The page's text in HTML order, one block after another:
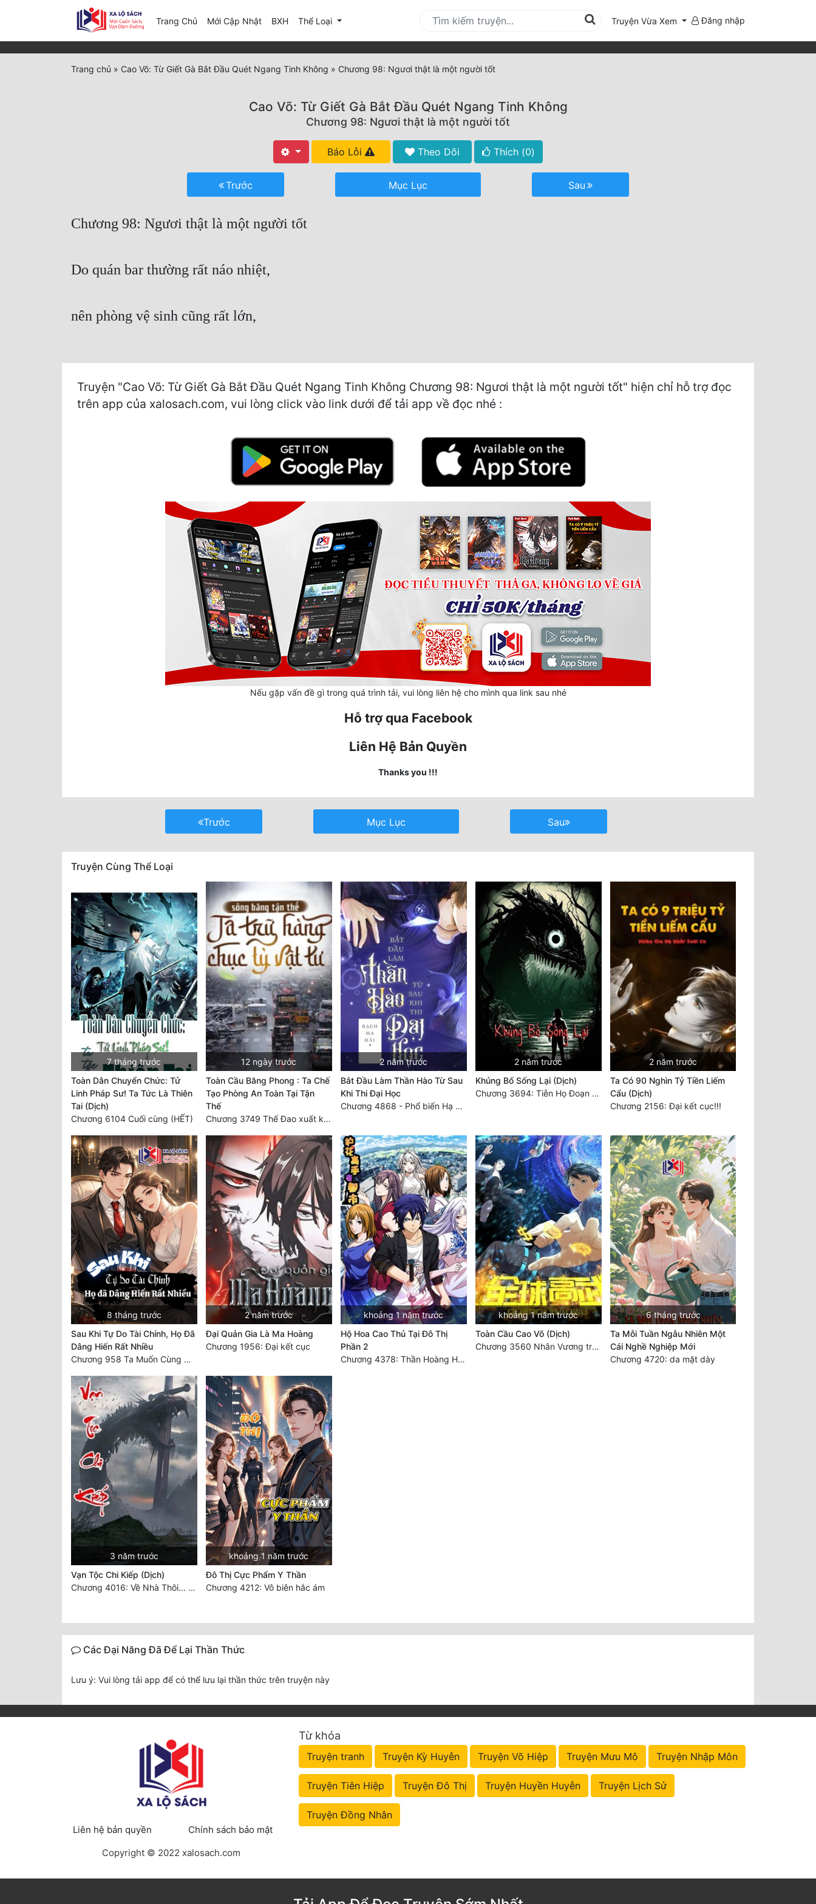
Trang Chủ Mới Cập Nhật(current)
BXH Thể Loại Truyện Vừa Xem Đăng nhập
Trang chủ » Cao Võ: Từ Giết Gà Bắt Đầu Quét Ngang Tinh Không » Chương 98: Ngươi thật là một người tốt
Cao Võ: Từ Giết Gà Bắt Đầu Quét Ngang Tinh Không
Chương 98: Ngươi thật là một người tốt
Báo Lỗi Theo Dõi Thích (0)
Trước Mục Lục Sau
Chương 98: Ngươi thật là một người tốt
Do quán bar thường rất náo nhiệt,
nên phòng vệ sinh cũng rất lớn,
Truyện "Cao Võ: Từ Giết Gà Bắt Đầu Quét Ngang Tinh Không Chương 98: Ngươi thật là một người tốt" hiện chỉ hỗ trợ đọc
trên app của xalosach.com, vui lòng click vào link dưới để tải app về đọc nhé :
Nếu gặp vấn đề gì trong quá trình tải, vui lòng liên hệ cho mình qua link sau nhé
Hỗ trợ qua Facebook
Liên Hệ Bản Quyền
Thanks you !!!
Trước Mục Lục Sau
Truyện Cùng Thể Loại
7 tháng trước
Toàn Dân Chuyển Chức: Tử
Linh Pháp Sư! Ta Tức Là Thiên
Tai (Dịch)
Chương 6104 Cuối cùng (HẾT)
12 ngày trước
Toàn Cầu Băng Phong : Ta Chế
Tạo Phòng An Toàn Tại Tận
Thế
Chương 3749 Thế Đao xuất kích
2 năm trước
Bắt Đầu Làm Thần Hào Từ Sau
Khi Thi Đại Học
Chương 4868 - Phổ biến Hạ Quốc tệ!
2 năm trước
Khủng Bố Sống Lại (Dịch)
Chương 3694: Tiễn Họ Đoạn Đường Cuối - Hoàn
2 năm trước
Ta Có 90 Nghìn Tỷ Tiền Liếm
Cẩu (Dịch)
Chương 2156: Đại kết cục!!!
8 tháng trước
Sau Khi Tự Do Tài Chính, Họ Đã
Dâng Hiến Rất Nhiều
Chương 958 Ta Muốn Cùng Các Cô Vĩnh Viễn Ở Bên Nhau (2) Hết
2 năm trước
Đại Quản Gia Là Ma Hoàng
Chương 1956: Đại kết cục
khoảng 1 năm trước
Hộ Hoa Cao Thủ Tại Đô Thị
Phần 2
Chương 4378: Thần Hoàng Hạ Thiên (Đại kết cục) (03)
khoảng 1 năm trước
Toàn Cầu Cao Võ (Dịch)
Chương 3560 Nhân Vương trở về - END
6 tháng trước
Ta Mỗi Tuần Ngẫu Nhiên Một
Cái Nghề Nghiệp Mới
Chương 4720: da mặt dày
3 năm trước
Vạn Tộc Chi Kiếp (Dịch)
Chương 4016: Về Nhà Thôi... (Đại Kết Cục)
khoảng 1 năm trước
Đô Thị Cực Phẩm Y Thần
Chương 4212: Vô biên hắc ám
Các Đại Năng Đã Để Lại Thần Thức
Lưu ý: Vui lòng tải app để có thể lưu lại thần thức trên truyện này
Liên hệ bản quyền
Chính sách bảo mật
Copyright © 2022 xalosach.com
Từ khóa
Truyện tranh Truyện Kỳ Huyễn Truyện Võ Hiệp Truyện Mưu Mô Truyện Nhập Môn
Truyện Tiên Hiệp Truyện Đô Thị Truyện Huyền Huyễn Truyện Lịch Sử
Truyện Đồng Nhân